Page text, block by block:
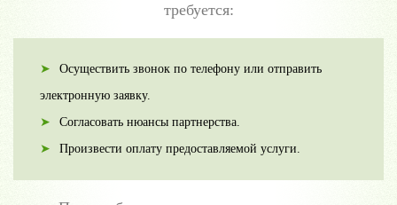
требуется:
Осуществить звонок по телефону или отправить
электронную заявку.
Согласовать нюансы партнерства.
Произвести оплату предоставляемой услуги.